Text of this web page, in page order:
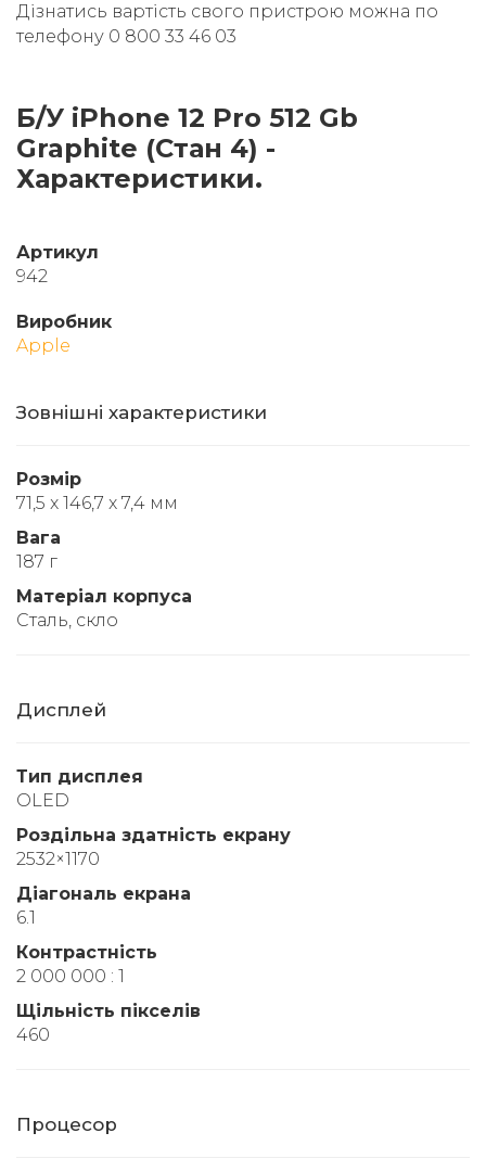
Дізнатись вартість свого пристрою можна по
телефону 0 800 33 46 03
Б/У iPhone 12 Pro 512 Gb
Graphite (Стан 4) -
Характеристики.
Артикул
942
Виробник
Apple
Зовнішні характеристики
Розмір
71,5 x 146,7 x 7,4 мм
Вага
187 г
Матеріал корпуса
Сталь, скло
Дисплей
Тип дисплея
OLED
Роздільна здатність екрану
2532×1170
Діагональ екрана
6.1
Контрастність
2 000 000 : 1
Щільність пікселів
460
Процесор